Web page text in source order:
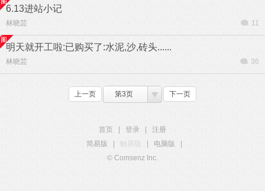
6.13进站小记
林晓芸 11
明天就开工啦:已购买了:水泥,沙,砖头......
林晓芸 36
上一页 第3页 下一页
首页 登录
注册
简易版
触屏版 电脑版
© Comsenz Inc.